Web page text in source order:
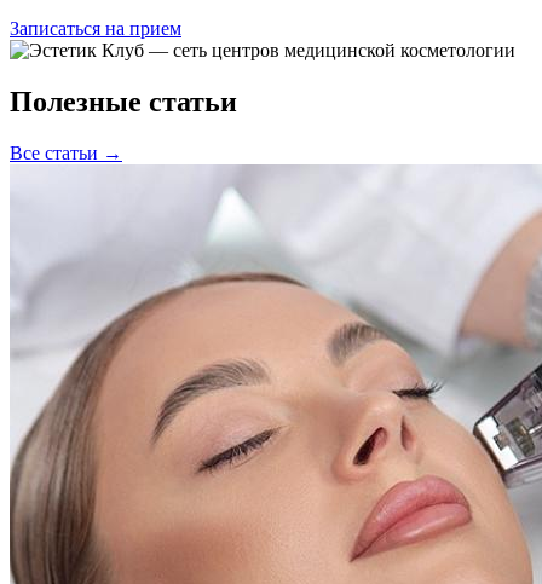
Записаться на прием
Полезные статьи
Все статьи →